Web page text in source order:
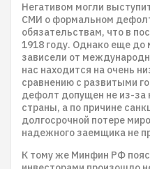
Негативом могли
СМИ о формальном
обязательствам, что в
1918 году. Однако еще до
зависели от
нас находится на очень
сравнению с развитыми
дефолт допущен не из-за
страны, а по причине
долгосрочной потере
надежного заемщика не
К тому же Минфин РФ